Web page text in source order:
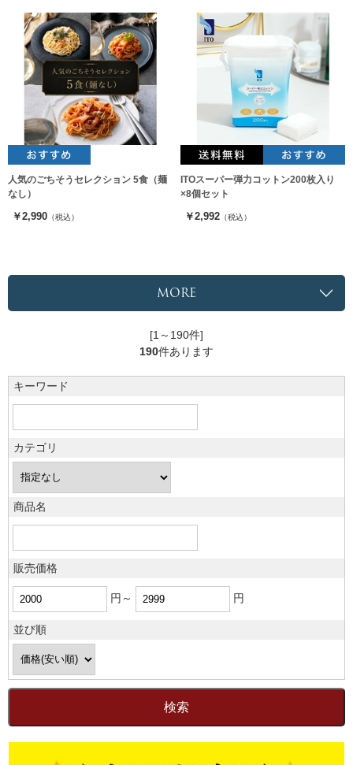
人気のごちそうセレクション 5食（麺
なし）
￥2,990 （税込）
ITOスーパー弾力コットン200枚入り
×8個セット
￥2,992 （税込）
MORE
[1～190件]
190件あります
キーワード
カテゴリ
商品名
販売価格
円～ 円
並び順